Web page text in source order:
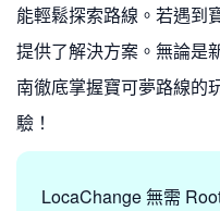
能輕鬆探索路線。若遇到
提供了解決方案。無論是
南徹底掌握寶可夢路線的
驗！
LocaChange 無需